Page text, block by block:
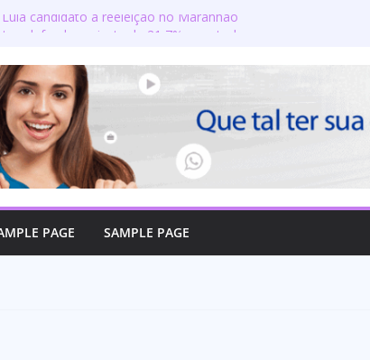
Lula candidato à reeleição no Maranhão
toma posse no Senado e se torna a
de Coroatá
oficializa candidatura a deputado
compromisso com o povo do Maranhão
como candidato a deputado federal
PAGE SAMPLE PAGE